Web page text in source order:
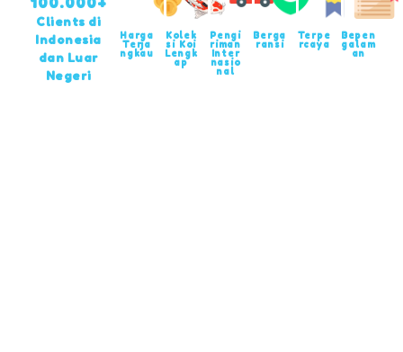
Clients di
Indonesia
dan Luar
Negeri
Harga
Terja
ngkau
Kolek
si Koi
Lengk
ap
Pengi
riman
Inter
nasio
nal
Berga
ransi
Terpe
rcaya
Bepen
galam
an